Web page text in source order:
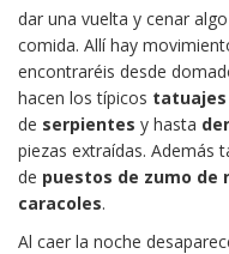
dar una vuelta y cenar
comida. Allí hay
encontraréis desde
hacen los típicos tatuajes
de serpientes y hasta
piezas extraídas. Además
de puestos de zumo de
caracoles.
Al caer la noche